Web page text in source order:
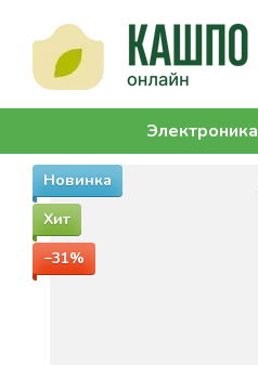
Электроника
Новинка
Хит
−31%